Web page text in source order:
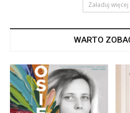
Załaduj więcej
WARTO